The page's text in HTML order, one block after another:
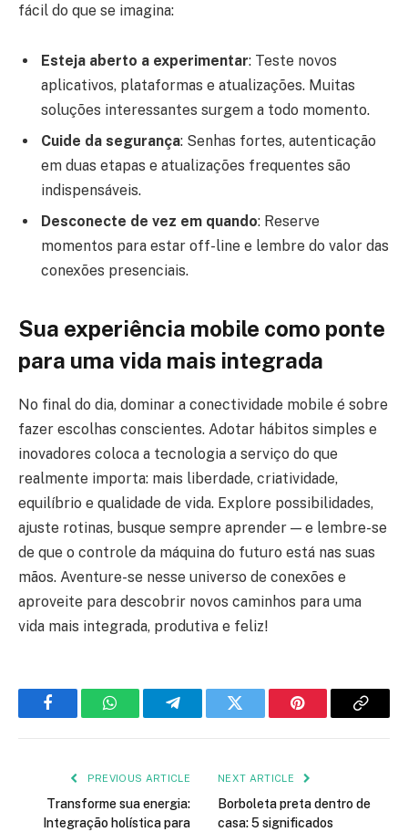
fácil do que se imagina:
Esteja aberto a experimentar: Teste novos
aplicativos, plataformas e atualizações. Muitas
soluções interessantes surgem a todo momento.
Cuide da segurança: Senhas fortes, autenticação
em duas etapas e atualizações frequentes são
indispensáveis.
Desconecte de vez em quando: Reserve
momentos para estar off-line e lembre do valor das
conexões presenciais.
Sua experiência mobile como ponte
para uma vida mais integrada
No final do dia, dominar a conectividade mobile é sobre
fazer escolhas conscientes. Adotar hábitos simples e
inovadores coloca a tecnologia a serviço do que
realmente importa: mais liberdade, criatividade,
equilíbrio e qualidade de vida. Explore possibilidades,
ajuste rotinas, busque sempre aprender — e lembre-se
de que o controle da máquina do futuro está nas suas
mãos. Aventure-se nesse universo de conexões e
aproveite para descobrir novos caminhos para uma
vida mais integrada, produtiva e feliz!
FacebookWhatsAppTelegramTwitter Pinterest Copy
PREVIOUS ARTICLE
Transforme sua energia:
Integração holística para
NEXT ARTICLE
Borboleta preta dentro de
casa: 5 significados